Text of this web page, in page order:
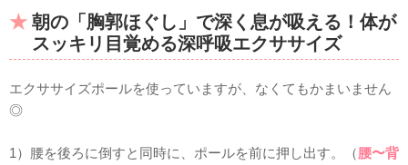
朝の「胸郭ほぐし」で深く息が吸える！体が
スッキリ目覚める深呼吸エクササイズ
エクササイズポールを使っていますが、なくてもかまいません
◎
1）腰を後ろに倒すと同時に、ポールを前に押し出す。（腰〜背